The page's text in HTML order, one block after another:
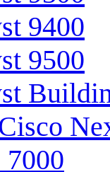
9400
9500